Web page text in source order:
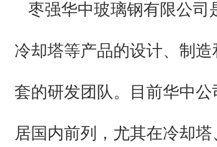
枣强华中玻璃钢有限公
冷却塔等产品的设计、制
套的研发团队。目前华中
居国内前列，尤其在冷却